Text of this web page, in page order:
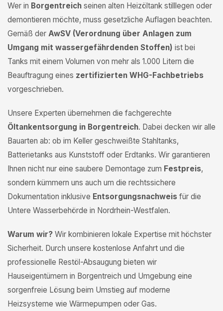
Wer in Borgentreich seinen alten Heizöltank stilllegen oder
demontieren möchte, muss gesetzliche Auflagen beachten.
Gemäß der AwSV (Verordnung über Anlagen zum
Umgang mit wassergefährdenden Stoffen) ist bei
Tanks mit einem Volumen von mehr als 1.000 Litern die
Beauftragung eines zertifizierten WHG-Fachbetriebs
vorgeschrieben.
Unsere Experten übernehmen die fachgerechte
Öltankentsorgung in Borgentreich. Dabei decken wir alle
Bauarten ab: ob im Keller geschweißte Stahltanks,
Batterietanks aus Kunststoff oder Erdtanks. Wir garantieren
Ihnen nicht nur eine saubere Demontage zum Festpreis,
sondern kümmern uns auch um die rechtssichere
Dokumentation inklusive Entsorgungsnachweis für die
Untere Wasserbehörde in Nordrhein-Westfalen.
Warum wir? Wir kombinieren lokale Expertise mit höchster
Sicherheit. Durch unsere kostenlose Anfahrt und die
professionelle Restöl-Absaugung bieten wir
Hauseigentümern in Borgentreich und Umgebung eine
sorgenfreie Lösung beim Umstieg auf moderne
Heizsysteme wie Wärmepumpen oder Gas.